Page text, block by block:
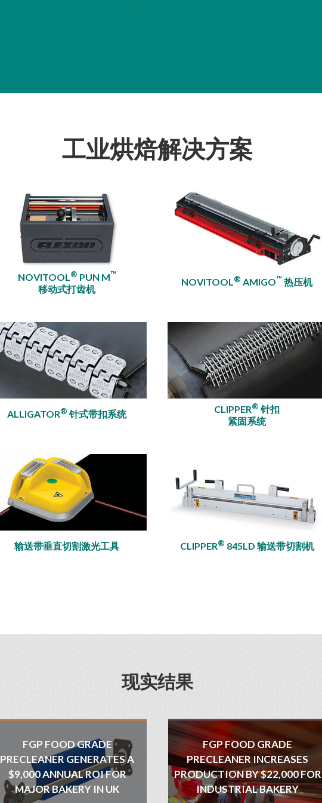
工业烘焙解决方案
NOVITOOL® PUN M™
移动式打齿机
NOVITOOL® AMIGO™热压机
ALLIGATOR®针式带扣系统 CLIPPER®针扣
紧固系统
输送带垂直切割激光工具 CLIPPER® 845LD 输送带切割机
现实结果
FGP FOOD GRADE
PRECLEANER GENERATES A
$9,000 ANNUAL ROI FOR
MAJOR BAKERY IN UK
FGP FOOD GRADE
PRECLEANER INCREASES
PRODUCTION BY $22,000 FOR
INDUSTRIAL BAKERY